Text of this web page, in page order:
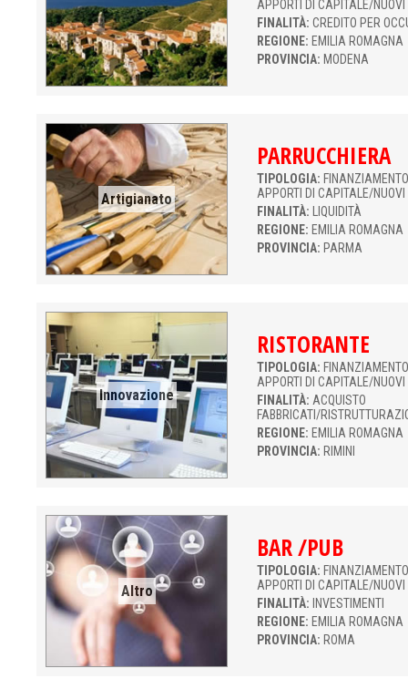
APPORTI DI CAPITALE/NUOVI
FINALITÀ: CREDITO PER
REGIONE: EMILIA ROMAGNA
PROVINCIA: MODENA
Artigianato
PARRUCCHIERA
TIPOLOGIA:
APPORTI DI CAPITALE/NUOVI
FINALITÀ:
LIQUIDITÀ
REGIONE: EMILIA ROMAGNA
PROVINCIA: PARMA
Innovazione
RISTORANTE
TIPOLOGIA:
APPORTI DI CAPITALE/NUOVI
FINALITÀ: ACQUISTO
FABBRICATI/
REGIONE: EMILIA ROMAGNA
PROVINCIA: RIMINI
Altro
BAR /PUB
TIPOLOGIA:
APPORTI DI CAPITALE/NUOVI
FINALITÀ: INVESTIMENTI
REGIONE: EMILIA ROMAGNA
PROVINCIA: ROMA